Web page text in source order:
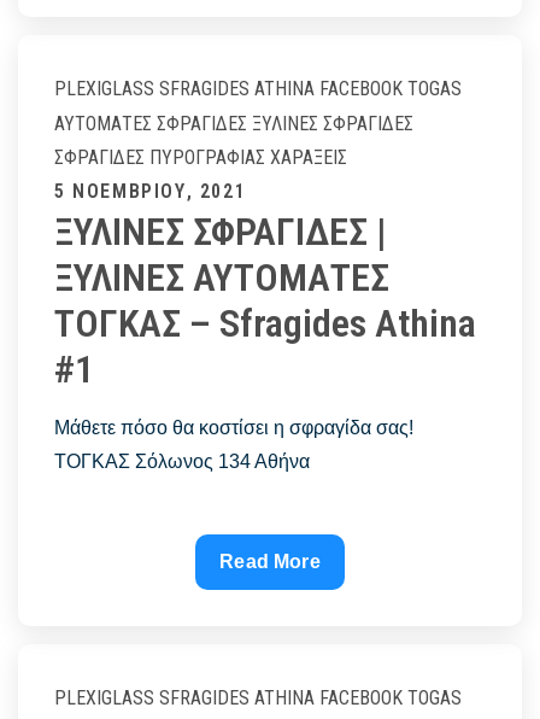
–
#1
PLEXIGLASS SFRAGIDES ATHINA FACEBOOK TOGAS
ΑΥΤΌΜΑΤΕΣ ΣΦΡΑΓΊΔΕΣ ΞΎΛΙΝΕΣ ΣΦΡΑΓΊΔΕΣ
ΣΦΡΑΓΊΔΕΣ ΠΥΡΟΓΡΑΦΊΑΣ ΧΑΡΆΞΕΙΣ
Posted
on
5 ΝΟΕΜΒΡΊΟΥ, 2021
ΞΥΛΙΝΕΣ ΣΦΡΑΓΙΔΕΣ |
ΞΥΛΙΝΕΣ ΑΥΤΟΜΑΤΕΣ
ΤΟΓΚΑΣ – Sfragides Athina
#1
Μάθετε πόσο θα κοστίσει η σφραγίδα σας!
ΤΟΓΚΑΣ Σόλωνος 134 Αθήνα
ΞΥΛΙΝΕΣ
ΣΦΡΑΓΙΔΕΣ
ΑΥΤΟΜΑΤΕΣ
Read More
PLEXIGLASS SFRAGIDES ATHINA FACEBOOK TOGAS